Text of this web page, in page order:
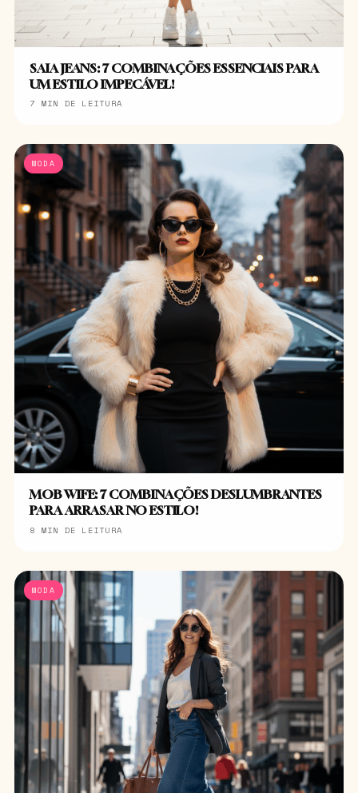
SAIA JEANS: 7 COMBINAÇÕES ESSENCIAIS PARA
UM ESTILO IMPECÁVEL!
7 MIN DE LEITURA
MODA
MOB WIFE: 7 COMBINAÇÕES DESLUMBRANTES
PARA ARRASAR NO ESTILO!
8 MIN DE LEITURA
MODA